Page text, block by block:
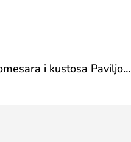
Javni poziv za izbor koncepta rada, komesara i kustosa Paviljona Bosne i Hercegovine na 20. Venecijanskom bijenalu arhitekture 2027. godine